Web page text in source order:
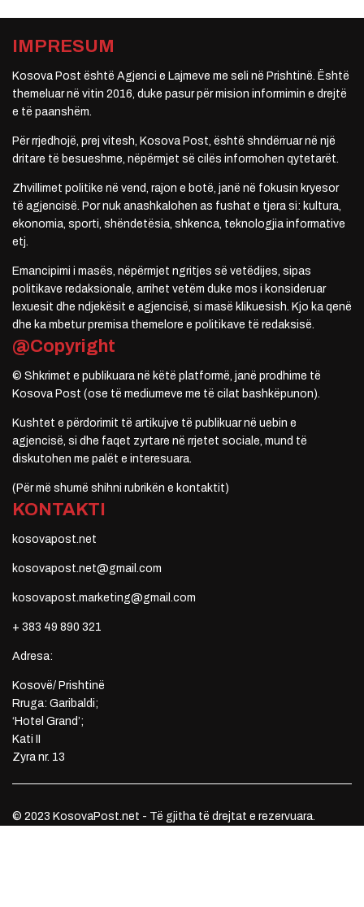
IMPRESUM
Kosova Post është Agjenci e Lajmeve me seli në Prishtinë. Është
themeluar në vitin 2016, duke pasur për mision informimin e drejtë
e të paanshëm.
Për rrjedhojë, prej vitesh, Kosova Post, është shndërruar në një
dritare të besueshme, nëpërmjet së cilës informohen qytetarët.
Zhvillimet politike në vend, rajon e botë, janë në fokusin kryesor
të agjencisë. Por nuk anashkalohen as fushat e tjera si: kultura,
ekonomia, sporti, shëndetësia, shkenca, teknologjia informative
etj.
Emancipimi i masës, nëpërmjet ngritjes së vetëdijes, sipas
politikave redaksionale, arrihet vetëm duke mos i konsideruar
lexuesit dhe ndjekësit e agjencisë, si masë klikuesish. Kjo ka qenë
dhe ka mbetur premisa themelore e politikave të redaksisë.
@Copyright
© Shkrimet e publikuara në këtë platformë, janë prodhime të
Kosova Post (ose të mediumeve me të cilat bashkëpunon).
Kushtet e përdorimit të artikujve të publikuar në uebin e
agjencisë, si dhe faqet zyrtare në rrjetet sociale, mund të
diskutohen me palët e interesuara.
(Për më shumë shihni rubrikën e kontaktit)
KONTAKTI
kosovapost.net
kosovapost.net@gmail.com
kosovapost.marketing@gmail.com
+ 383 49 890 321
Adresa:
Kosovë/ Prishtinë
Rruga: Garibaldi;
‘Hotel Grand’;
Kati II
Zyra nr. 13
© 2023 KosovaPost.net - Të gjitha të drejtat e rezervuara.